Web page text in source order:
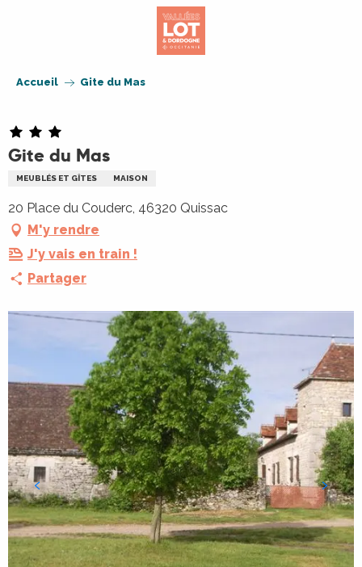
Accueil Gite du Mas
Gite du Mas
MEUBLÉS ET GÎTES MAISON
20 Place du Couderc, 46320 Quissac
M'y rendre
J'y vais en train !
Partager